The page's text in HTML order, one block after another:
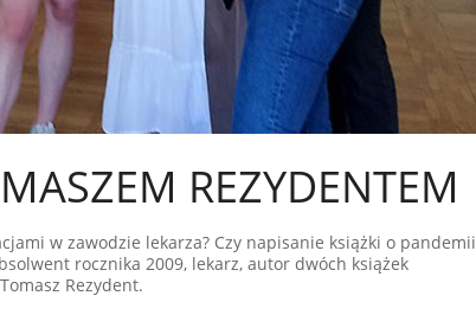
REZYDENTEM
w zawodzie lekarza? Czy napisanie książki o pandemii
rocznika 2009, lekarz, autor dwóch książek
Rezydent.